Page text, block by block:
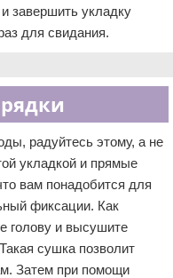
завершить укладку
для свидания.
радуйтесь этому, а не
укладкой и прямые
вам понадобится для
фиксации. Как
голову и высушите
сушка позволит
Затем при помощи